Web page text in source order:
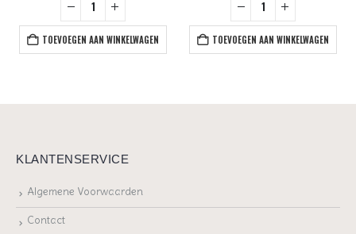
TOEVOEGEN AAN WINKELWAGEN TOEVOEGEN AAN WINKELWAGEN
KLANTENSERVICE
Algemene Voorwaarden
Contact